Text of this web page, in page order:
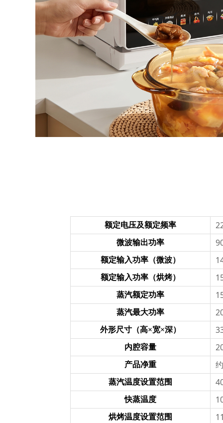
额定电压及额定频率
微波输出功率
额定输入功率（微波）
额定输入功率（烘烤）
蒸汽额定功率
蒸汽最大功率
外形尺寸（高×宽×深）
内腔容量
产品净重
蒸汽温度设置范围
快蒸温度
烘烤温度设置范围